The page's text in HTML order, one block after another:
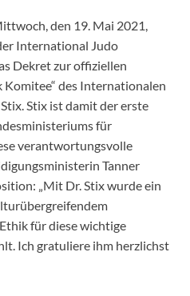
den 19. Mai 2021,
International Judo
Dekret zur offiziellen
Komitee“ des Internationalen
Stix ist damit der erste
für
verantwortungsvolle
Tanner
„Mit Dr. Stix wurde ein
für diese wichtige
Ich gratuliere ihm herzlichst